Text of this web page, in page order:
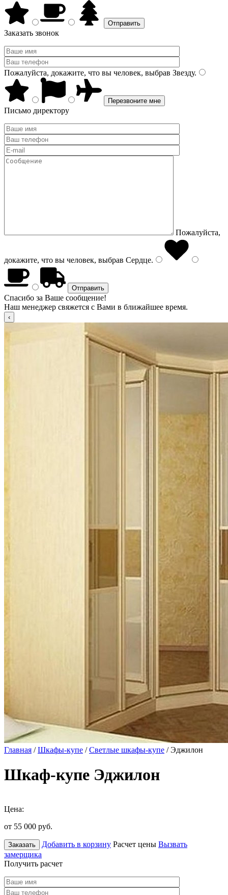
Заказать звонок
Пожалуйста, докажите, что вы человек, выбрав Звезду.
Письмо директору
Пожалуйста,
докажите, что вы человек, выбрав Сердце.
Спасибо за Ваше сообщение!
Наш менеджер свяжется с Вами в ближайшее время.
Главная /Шкафы-купе /Светлые шкафы-купе / Эджилон
Шкаф-купе Эджилон
Цена:
от 55 000 руб.
Заказать Добавить в корзину Расчет цены Вызвать
замерщика
Получить расчет